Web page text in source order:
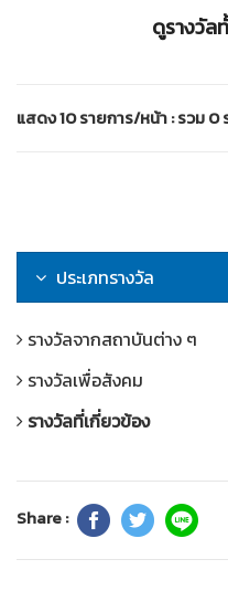
ดูรางวัล
แสดง 10 รายการ/หน้า : รวม 0
ประเภทรางวัล
รางวัลจากสถาบันต่าง ๆ
รางวัลเพื่อสังคม
รางวัลที่เกี่ยวข้อง
Share :